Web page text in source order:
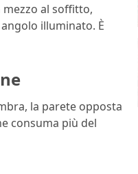
mezzo al soffitto,
illuminato. È
la parete opposta
consuma più del